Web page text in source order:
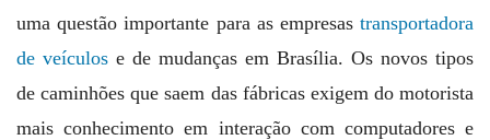
uma questão importante para as empresas transportadora
de veículos e de mudanças em Brasília. Os novos tipos
de caminhões que saem das fábricas exigem do motorista
mais conhecimento em interação com computadores e